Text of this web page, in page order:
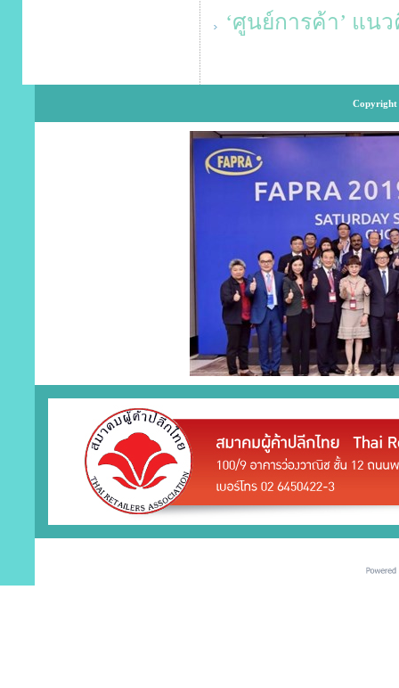
‘ศูนย์การค้า’ แน
Copyright